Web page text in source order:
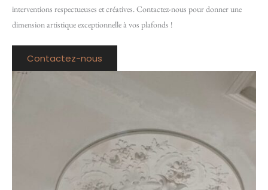
interventions respectueuses et créatives. Contactez-nous pour donner une
dimension artistique exceptionnelle à vos plafonds !
Contactez-nous